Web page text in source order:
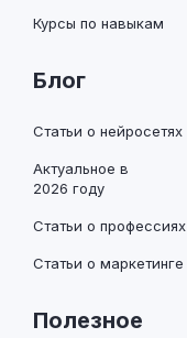
Курсы по навыкам
Блог
Статьи о нейросетях
Актуальное в
2026 году
Статьи о профессиях
Статьи о маркетинге
Полезное